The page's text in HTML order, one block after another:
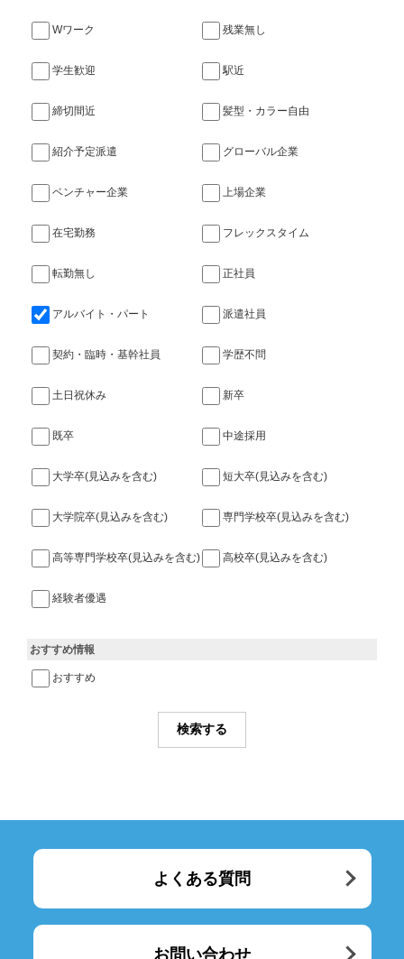
Wワーク 残業無し
学生歓迎 駅近
締切間近 髪型・カラー自由
紹介予定派遣 グローバル企業
ベンチャー企業 上場企業
在宅勤務 フレックスタイム
転勤無し 正社員
アルバイト・パート 派遣社員
契約・臨時・基幹社員 学歴不問
土日祝休み 新卒
既卒 中途採用
大学卒(見込みを含む) 短大卒(見込みを含む)
大学院卒(見込みを含む) 専門学校卒(見込みを含む)
高等専門学校卒(見込みを含む) 高校卒(見込みを含む)
経験者優遇
おすすめ情報
おすすめ
よくある質問
お問い合わせ